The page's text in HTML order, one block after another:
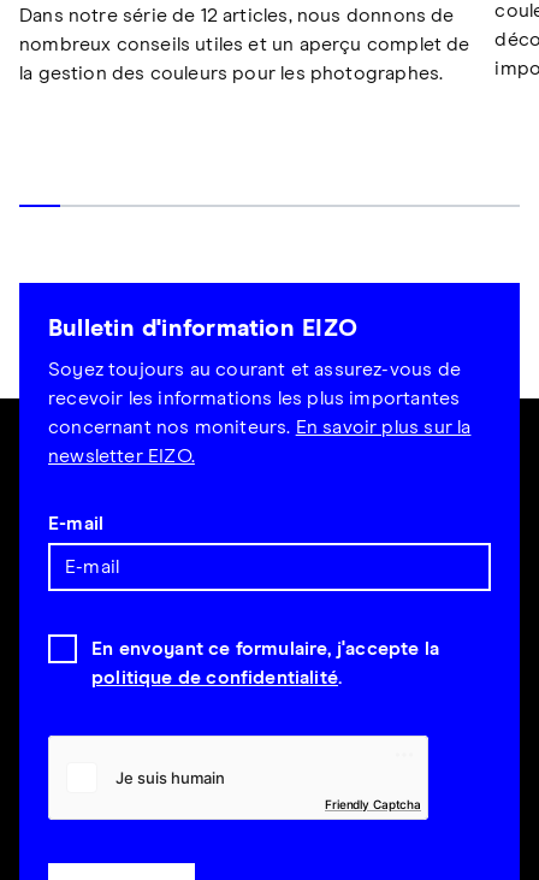
Dans notre série de 12 articles, nous donnons de
nombreux conseils utiles et un aperçu complet de
la gestion des couleurs pour les photographes.
Bulletin d'information EIZO
Soyez toujours au courant et assurez-vous de
recevoir les informations les plus importantes
concernant nos moniteurs. En savoir plus sur la
newsletter EIZO.
E-mail
En envoyant ce formulaire, j'accepte la
politique de confidentialité.
Friendly Captcha